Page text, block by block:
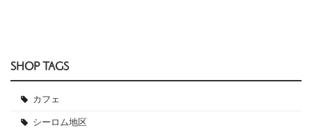
SHOP TAGS
カフェ
シーロム地区